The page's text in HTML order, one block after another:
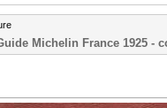
Michelin France 1925 -